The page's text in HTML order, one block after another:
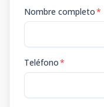
Nombre completo*
Teléfono*